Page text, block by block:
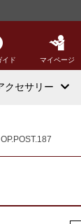
イド マイページ
クセサリー